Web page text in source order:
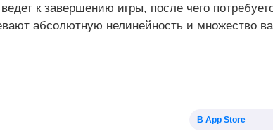
к завершению игры, после чего
абсолютную нелинейность и множество
В App Store